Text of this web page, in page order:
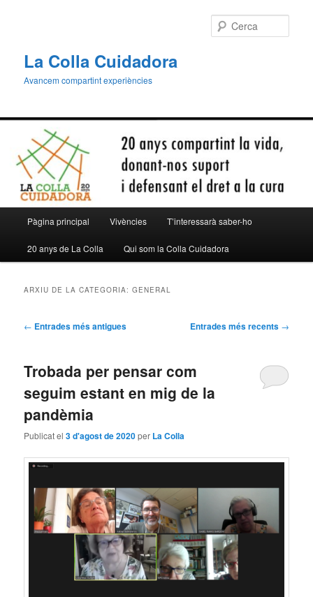
La Colla Cuidadora
Avancem compartint experiències
principal
Pàgina principal Vivències T’interessarà saber-ho
20 anys de La Colla Qui som la Colla Cuidadora
ARXIU DE LA CATEGORIA:GENERAL
Navegació
entrades
← Entrades més antigues Entrades més recents →
Trobada per pensar com
seguim estant en mig de la
pandèmia
Publicat el3 d'agost de 2020per La Colla